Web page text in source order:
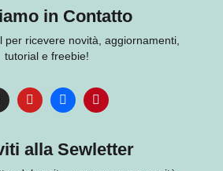
in Contatto
per ricevere novità, aggiornamenti,
tutorial e freebie!
alla Sewletter